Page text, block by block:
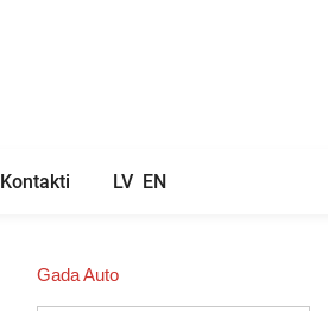
Kontakti LV EN
Gada Auto